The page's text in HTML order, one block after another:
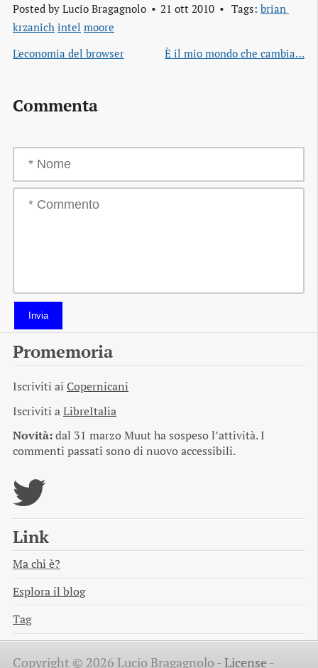
Posted by Lucio Bragagnolo 21 ott 2010 Tags: brian
krzanich intel moore
L'economia del browser
È il mio mondo che cambia…
Commenta
Invia
Promemoria
Iscriviti ai Copernicani
Iscriviti aLibreItalia
Novità:dal 31 marzo Muut ha sospeso l’attività. I
commenti passati sono di nuovo accessibili.
Link
Ma chi è?
Esplora il blog
Tag
Copyright © 2026 Lucio Bragagnolo -License -